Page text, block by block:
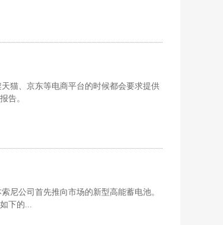
猫、京东等电商平台的时候都会要求提供
告。
尼公司首先推向市场的新型高能蓄电池。
下的...